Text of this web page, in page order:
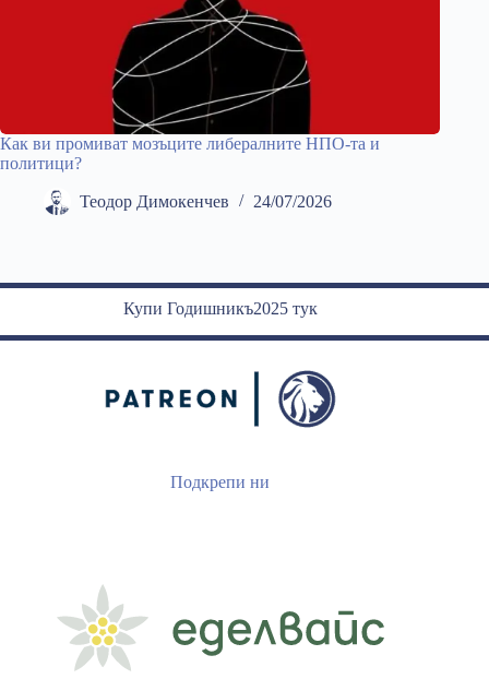
Как ви промиват мозъците либералните НПО-та и
политици?
Теодор Димокенчев 24/07/2026
Купи Годишникъ2025 тук
Подкрепи ни